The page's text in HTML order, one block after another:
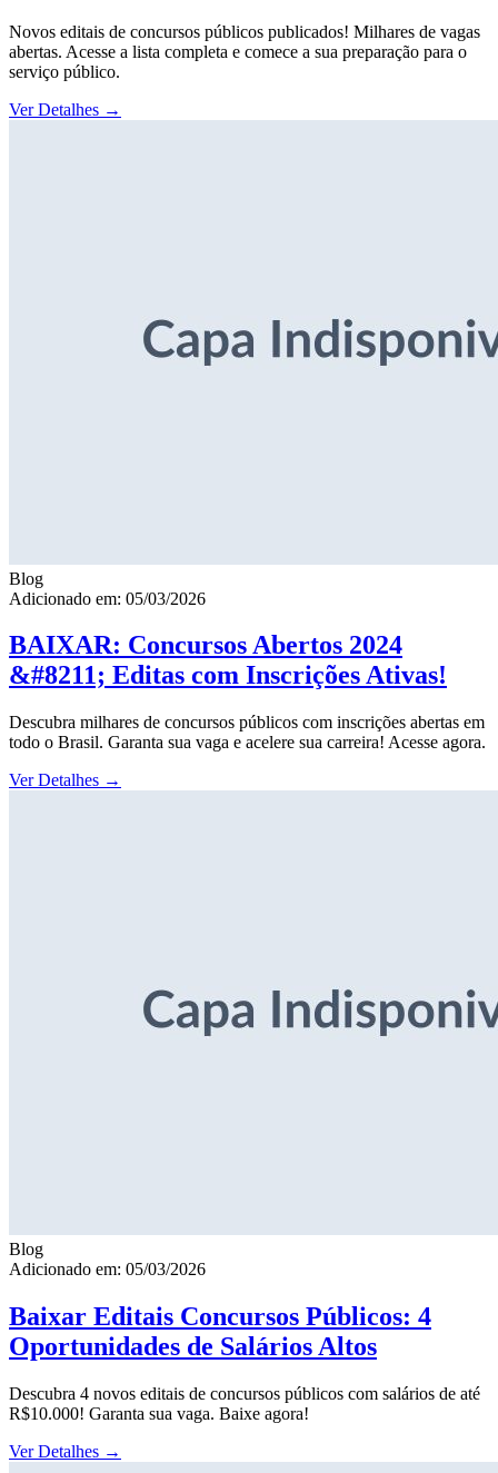
Novos editais de concursos públicos publicados! Milhares de vagas
abertas. Acesse a lista completa e comece a sua preparação para o
serviço público.
Ver Detalhes →
Blog
Adicionado em: 05/03/2026
BAIXAR: Concursos Abertos 2024
&#8211; Editas com Inscrições Ativas!
Descubra milhares de concursos públicos com inscrições abertas em
todo o Brasil. Garanta sua vaga e acelere sua carreira! Acesse agora.
Ver Detalhes →
Blog
Adicionado em: 05/03/2026
Baixar Editais Concursos Públicos: 4
Oportunidades de Salários Altos
Descubra 4 novos editais de concursos públicos com salários de até
R$10.000! Garanta sua vaga. Baixe agora!
Ver Detalhes →